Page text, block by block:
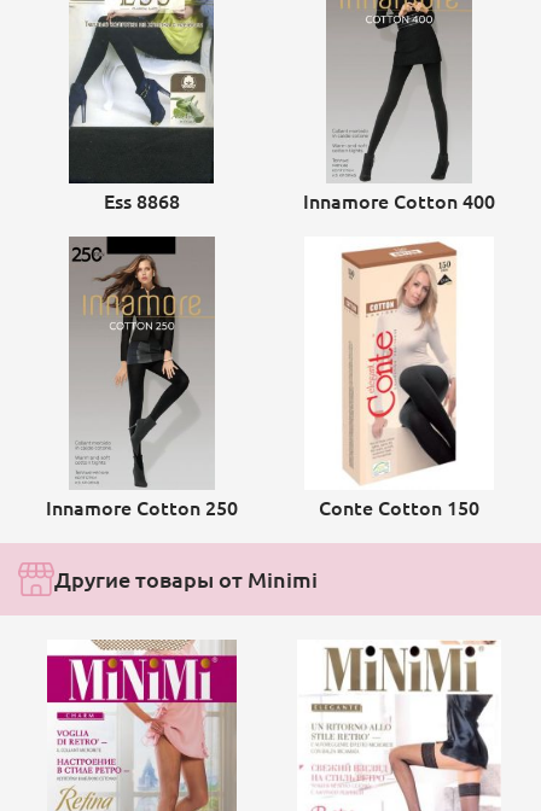
Ess 8868 Innamore Cotton 400
Innamore Cotton 250 Conte Cotton 150
Другие товары от Minimi